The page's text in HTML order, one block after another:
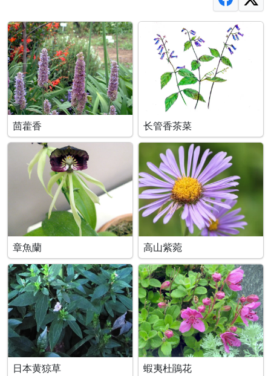
茴藿香 长管香茶菜
章魚蘭 高山紫菀
日本黄猄草 蝦夷杜鵑花